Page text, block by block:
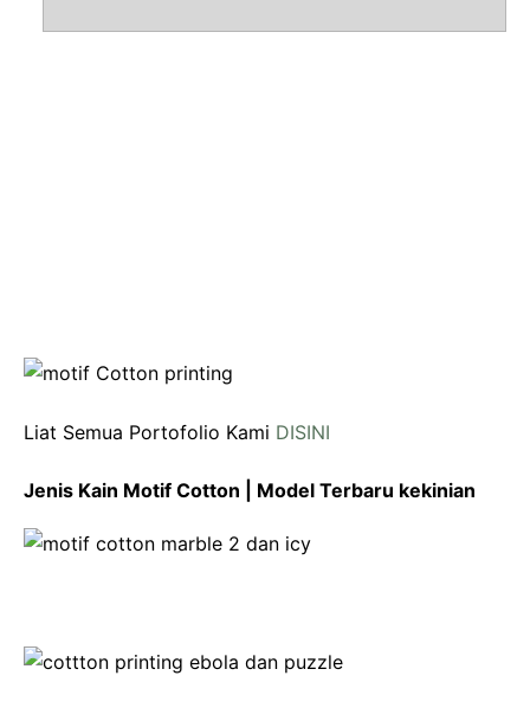
Liat Semua Portofolio Kami DISINI
Jenis Kain Motif Cotton | Model Terbaru kekinian